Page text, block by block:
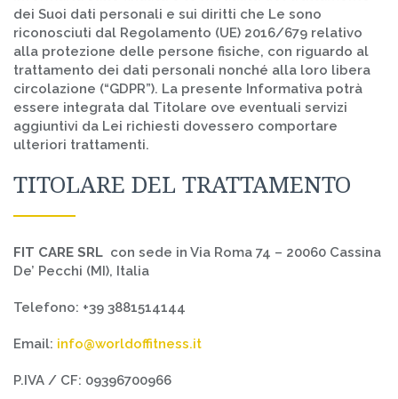
dei Suoi dati personali e sui diritti che Le sono
riconosciuti dal Regolamento (UE) 2016/679 relativo
alla protezione delle persone fisiche, con riguardo al
trattamento dei dati personali nonché alla loro libera
circolazione (“GDPR”). La presente Informativa potrà
essere integrata dal Titolare ove eventuali servizi
aggiuntivi da Lei richiesti dovessero comportare
ulteriori trattamenti.
TITOLARE DEL TRATTAMENTO
FIT CARE SRL con sede in Via Roma 74 – 20060 Cassina
De’ Pecchi (MI), Italia
Telefono: +39 3881514144
Email: info@worldoffitness.it
P.IVA / CF: 09396700966